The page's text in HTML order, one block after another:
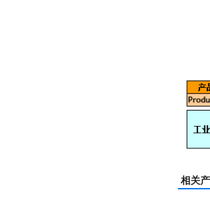
相关